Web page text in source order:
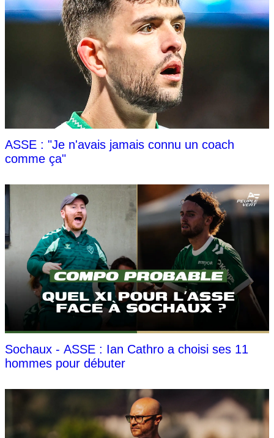
ASSE : "Je n'avais jamais connu un coach
comme ça"
Sochaux - ASSE : Ian Cathro a choisi ses 11
hommes pour débuter